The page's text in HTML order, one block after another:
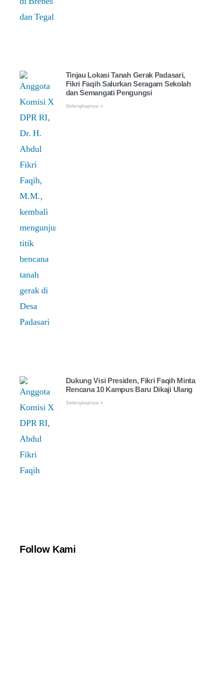
Tinjau Lokasi Tanah Gerak Padasari,
Fikri Faqih Salurkan Seragam Sekolah
dan Semangati Pengungsi
Selengkapnya »
Dukung Visi Presiden, Fikri Faqih Minta
Rencana 10 Kampus Baru Dikaji Ulang
Selengkapnya »
Follow Kami